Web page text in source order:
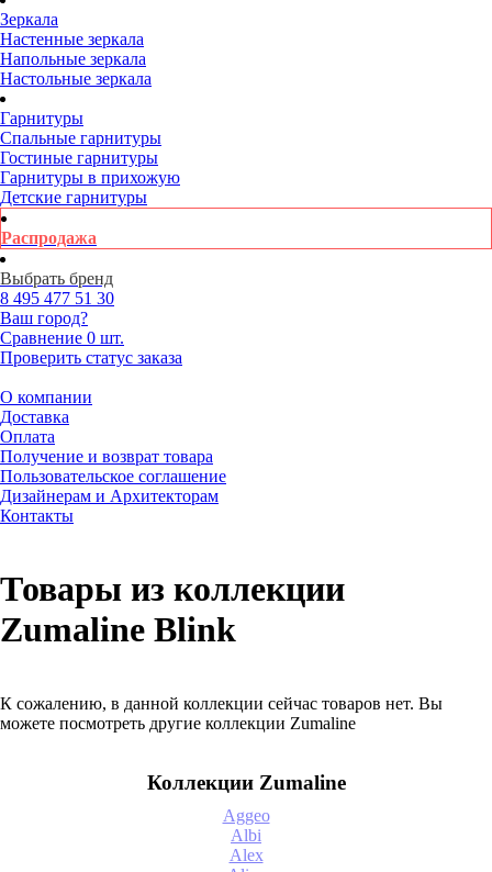
Зеркала
Настенные зеркала
Напольные зеркала
Настольные зеркала
Гарнитуры
Спальные гарнитуры
Гостиные гарнитуры
Гарнитуры в прихожую
Детские гарнитуры
Распродажа
Выбрать бренд
8 495 477 51 30
Ваш город?
Сравнение 0 шт.
Проверить статус заказа
О компании
Доставка
Оплата
Получение и возврат товара
Пользовательское соглашение
Дизайнерам и Архитекторам
Контакты
Товары из коллекции
Zumaline Blink
К сожалению, в данной коллекции сейчас товаров нет. Вы
можете посмотреть другие коллекции Zumaline
Коллекции Zumaline
Aggeo
Albi
Alex